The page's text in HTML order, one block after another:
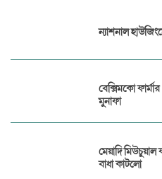
ন্যাশনাল
বেক্সিমকো
মুনাফা
মেয়াদি
বাধা কাটলো